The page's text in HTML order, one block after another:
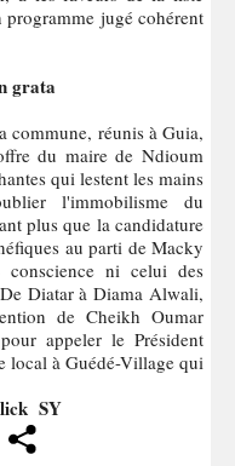
jugé cohérent
grata
commune, réunis à Guia,
du maire de Ndioum
qui lestent les mains
l'immobilisme du
plus que la candidature
au parti de Macky
ni celui des
Diatar à Diama Alwali,
de Cheikh Oumar
appeler le Président
local à Guédé-Village qui
SY